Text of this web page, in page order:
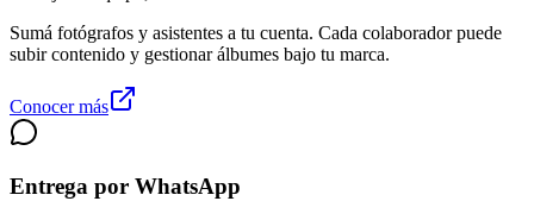
Sumá fotógrafos y asistentes a tu cuenta. Cada colaborador puede
subir contenido y gestionar álbumes bajo tu marca.
Conocer más
Entrega por WhatsApp